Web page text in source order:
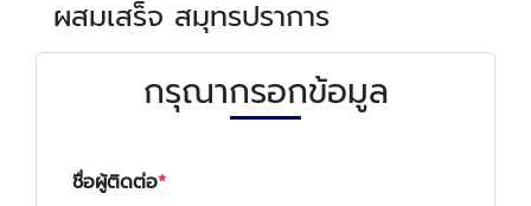
ผสมเสร็จ สมุทรปราการ
กรุณากรอกข้อมูล
ชื่อผู้ติดต่อ